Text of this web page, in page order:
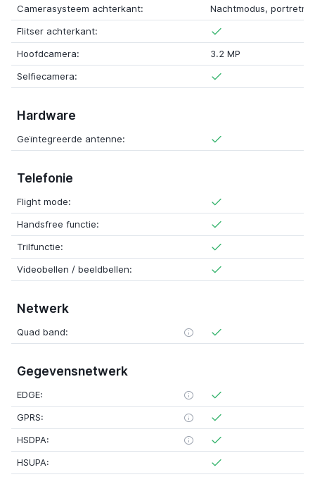
Camerasysteem achterkant:
Nachtmodus,
Flitser achterkant:
Hoofdcamera:
3.2 MP
Selfiecamera:
Hardware
Geïntegreerde antenne:
Telefonie
Flight mode:
Handsfree functie:
Trilfunctie:
Videobellen / beeldbellen:
Netwerk
Quad band:
Gegevensnetwerk
EDGE:
GPRS:
HSDPA:
HSUPA: